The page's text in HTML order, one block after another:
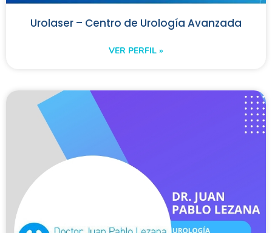
Urolaser – Centro de Urología Avanzada
VER PERFIL »